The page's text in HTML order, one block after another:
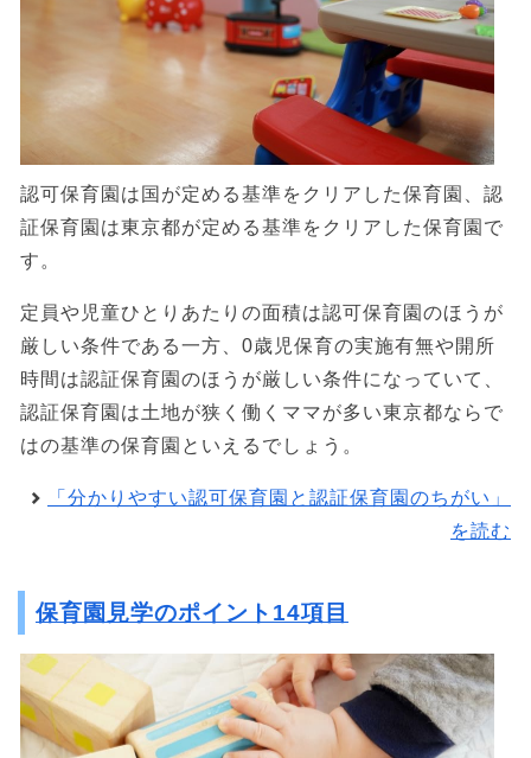
認可保育園は国が定める基準をクリアした保育園、認
証保育園は東京都が定める基準をクリアした保育園で
す。
定員や児童ひとりあたりの面積は認可保育園のほうが
厳しい条件である一方、0歳児保育の実施有無や開所
時間は認証保育園のほうが厳しい条件になっていて、
認証保育園は土地が狭く働くママが多い東京都ならで
はの基準の保育園といえるでしょう。
「分かりやすい認可保育園と認証保育園のちがい」
を読む
保育園見学のポイント14項目